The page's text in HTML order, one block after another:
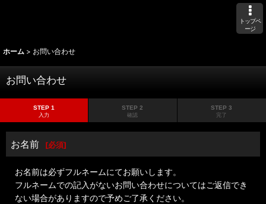
トップペ
ージ
ホーム > お問い合わせ
お問い合わせ
STEP 1
入力
STEP 2
確認
STEP 3
完了
お名前 [必須]
お名前は必ずフルネームにてお願いします。
フルネームでの記入がないお問い合わせについてはご返信でき
ない場合がありますので予めご了承ください。